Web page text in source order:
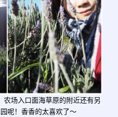
农场入口面海草原的附近还有另
呢！香香的太喜欢了～